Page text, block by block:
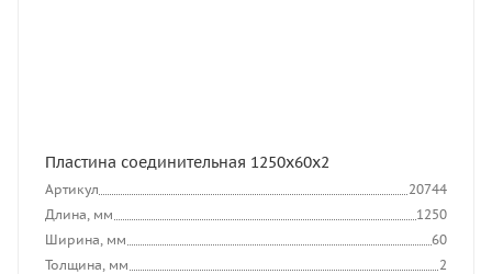
Пластина соединительная 1250х60х2
Артикул
20744
Длина, мм
1250
Ширина, мм
60
Толщина, мм
2